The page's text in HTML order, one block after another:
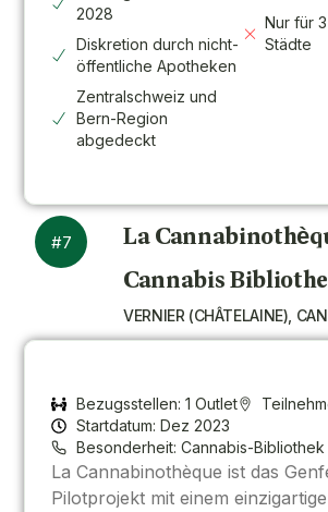
2028
Diskretion durch nicht-
öffentliche Apotheken
Zentralschweiz und
Bern-Region
abgedeckt
Nur für
Städte
#7
La
Cannabis
VERNIER (CHÂTELAINE),
Bezugsstellen: 1 Outlet
Startdatum: Dez 2023
Besonderheit: Cannabis-Bibliothek
La Cannabinothèque ist das
Pilotprojekt mit einem